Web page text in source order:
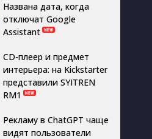
Названа дата, когда
отключат Google
Assistant
CD-плеер и предмет
интерьера: на Kickstarter
представили SYITREN
RM1
Рекламу в ChatGPT чаще
видят пользователи